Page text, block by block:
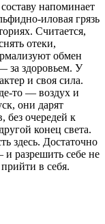
напоминает
иловая грязь
Считается,
отеки,
обмен
за здоровьем. У
и своя сила.
то — воздух и
они дарят
без очередей к
конец света.
здесь. Достаточно
и разрешить себе не
в себя.